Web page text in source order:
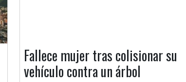
Fallece mujer tras colisionar su
vehículo contra un árbol